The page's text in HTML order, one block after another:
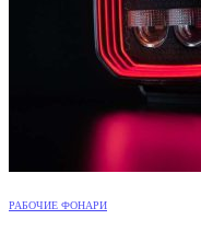
РАБОЧИЕ ФОНАРИ